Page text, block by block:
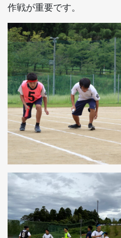
作戦が重要です。